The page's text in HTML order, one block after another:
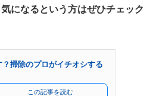
になるという方はぜひチェック
掃除のプロがイチオシする
この記事を読む